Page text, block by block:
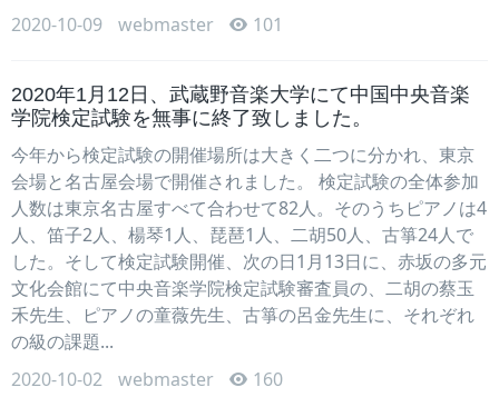
2020-10-09
webmaster 101
2020年1月12日、武蔵野音楽大学にて中国中央音楽
学院検定試験を無事に終了致しました。
今年から検定試験の開催場所は大きく二つに分かれ、東京
会場と名古屋会場で開催されました。 検定試験の全体参加
人数は東京名古屋すべて合わせて82人。そのうちピアノは4
人、笛子2人、楊琴1人、琵琶1人、二胡50人、古箏24人で
した。そして検定試験開催、次の日1月13日に、赤坂の多元
文化会館にて中央音楽学院検定試験審査員の、二胡の蔡玉
禾先生、ピアノの童薇先生、古箏の呂金先生に、それぞれ
の級の課題...
2020-10-02
webmaster 160